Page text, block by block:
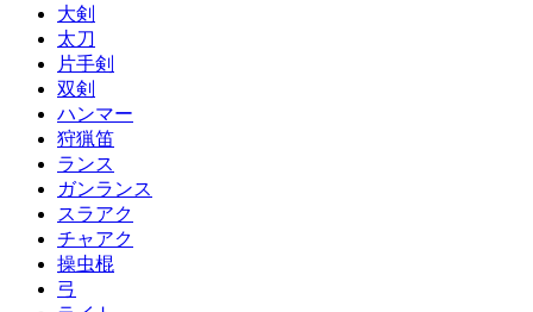
大剣
太刀
片手剣
双剣
ハンマー
狩猟笛
ランス
ガンランス
スラアク
チャアク
操虫棍
弓